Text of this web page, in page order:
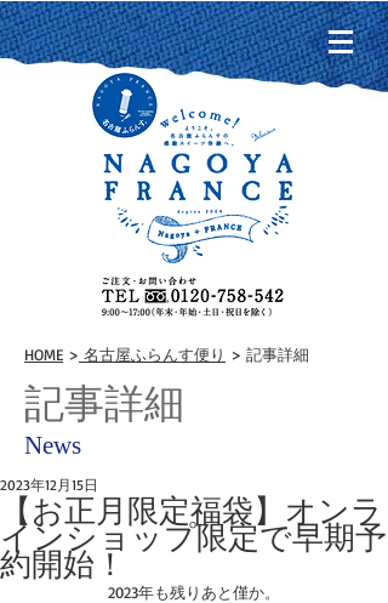
HOME > 名古屋ふらんす便り > 記事詳細
記事詳細
News
【お正月限定福袋】オンラ
インショップ限定で早期予
約開始！
2023年12月15日
2023年も残りあと僅か。